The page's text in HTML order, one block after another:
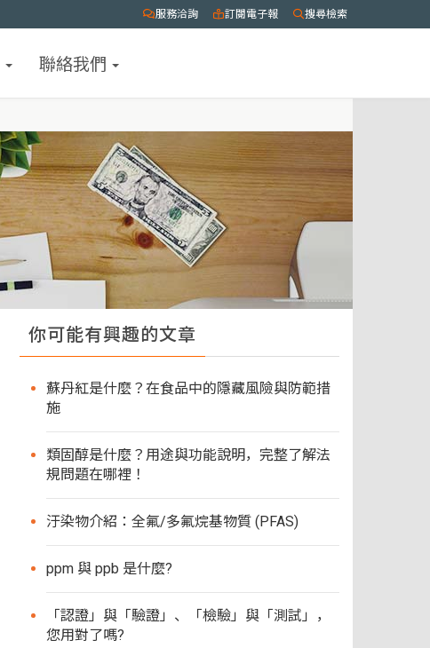
服務洽詢 訂閱電子報 搜尋檢索
聯絡我們
你可能有興趣的文章
蘇丹紅是什麼？在食品中的隱藏風險與防範措
施
類固醇是什麼？用途與功能說明，完整了解法
規問題在哪裡！
汙染物介紹：全氟/多氟烷基物質 (PFAS)
ppm 與 ppb 是什麼?
「認證」與「驗證」、「檢驗」與「測試」，
您用對了嗎?